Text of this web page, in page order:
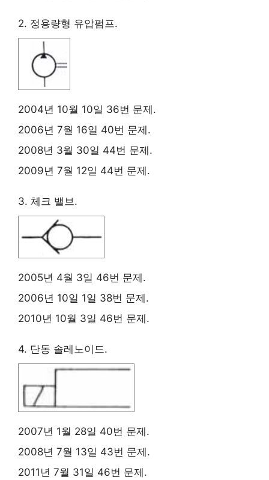
2. 정용량형 유압펌프.
2004년 10월 10일 36번 문제.
2006년 7월 16일 40번 문제.
2008년 3월 30일 44번 문제.
2009년 7월 12일 44번 문제.
3. 체크 밸브.
2005년 4월 3일 46번 문제.
2006년 10일 1일 38번 문제.
2010년 10월 3일 46번 문제.
4. 단동 솔레노이드.
2007년 1월 28일 40번 문제.
2008년 7월 13일 43번 문제.
2011년 7월 31일 46번 문제.